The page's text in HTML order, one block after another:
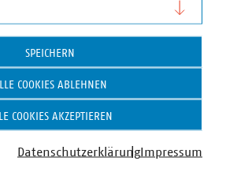
DIGITALISIERUNG/TK
Zum
SPEICHERN
COOKIES ABLEHNEN
COOKIES AKZEPTIEREN
DatenschutzerklärungImpressum